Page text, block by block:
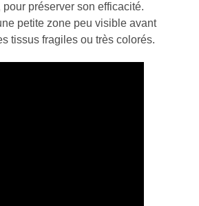
pour préserver son efficacité.
petite zone peu visible avant
tissus fragiles ou très colorés.